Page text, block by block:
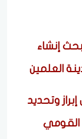
إنشاء
العلمين
وتحديد
القومي